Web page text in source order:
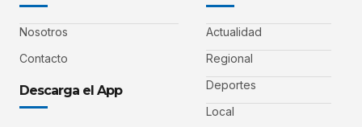
Nosotros
Contacto
Descarga el App
Actualidad
Regional
Deportes
Local